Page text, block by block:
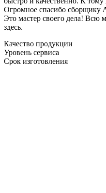
Огромное спасибо сборщику
Это мастер своего дела! Всю
здесь.
Качество продукции
Уровень сервиса
Срок изготовления